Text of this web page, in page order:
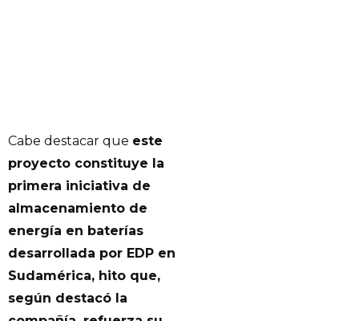
Cabe destacar que este
proyecto constituye la
primera iniciativa de
almacenamiento de
energía en baterías
desarrollada por EDP en
Sudamérica, hito que,
según destacó la